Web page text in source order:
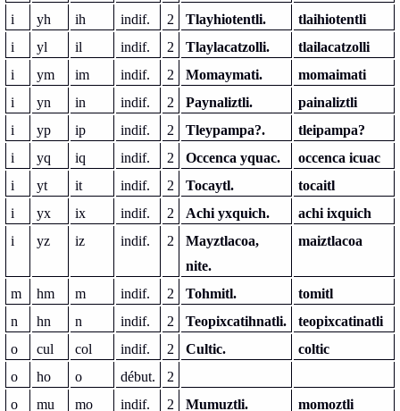
i
yh ih indif. 2 Tlayhiotentli.
tlaihiotentli
i
yl il indif. 2 Tlaylacatzolli.
tlailacatzolli
i
ym im indif. 2 Momaymati.
momaimati
i
yn in indif. 2 Paynaliztli.
painaliztli
i
yp ip indif. 2 Tleypampa?.
tleipampa?
i
yq iq indif. 2 Occenca yquac.
occenca icuac
i
yt it indif. 2 Tocaytl.
tocaitl
i
yx ix indif. 2 Achi yxquich.
achi ixquich
i
yz iz indif. 2
Mayztlacoa,
nite.
maiztlacoa
m hm m indif. 2 Tohmitl.
tomitl
n
hn n indif. 2 Teopixcatihnatli.
teopixcatinatli
o
cul col indif. 2 Cultic.
coltic
o
ho o début.
2
o
mu mo indif. 2 Mumuztli.
momoztli